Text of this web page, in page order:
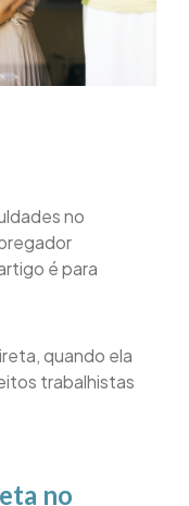
no
é para
quando ela
trabalhistas
no